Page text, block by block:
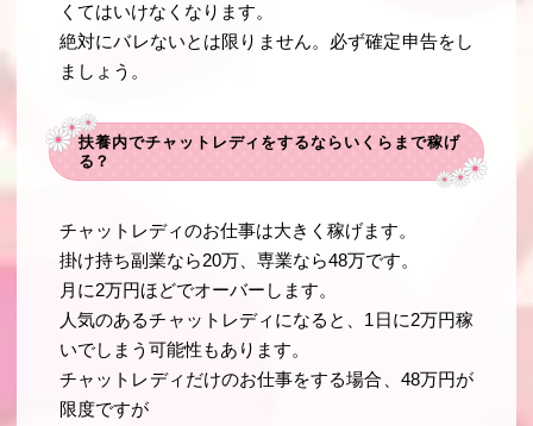
くてはいけなくなります。
絶対にバレないとは限りません。必ず確定申告をし
ましょう。
扶養内でチャットレディをするならいくらまで稼げ
る？
チャットレディのお仕事は大きく稼げます。
掛け持ち副業なら20万、専業なら48万です。
月に2万円ほどでオーバーします。
人気のあるチャットレディになると、1日に2万円稼
いでしまう可能性もあります。
チャットレディだけのお仕事をする場合、48万円が
限度ですが